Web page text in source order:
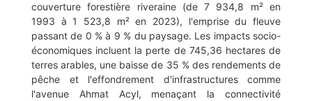
couverture forestière riveraine (de 7 934,8 m² en
1993 à 1 523,8 m² en 2023), l'emprise du fleuve
passant de 0 % à 9 % du paysage. Les impacts socio-
économiques incluent la perte de 745,36 hectares de
terres arables, une baisse de 35 % des rendements de
pêche et l'effondrement d'infrastructures comme
l'avenue Ahmat Acyl, menaçant la connectivité